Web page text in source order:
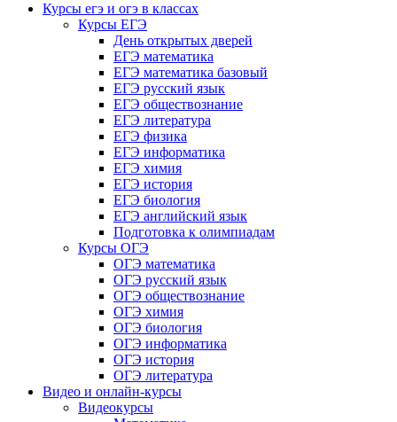
Курсы егэ и огэ в классах
Курсы ЕГЭ
День открытых дверей
ЕГЭ математика
ЕГЭ математика базовый
ЕГЭ русский язык
ЕГЭ обществознание
ЕГЭ литература
ЕГЭ физика
ЕГЭ информатика
ЕГЭ химия
ЕГЭ история
ЕГЭ биология
ЕГЭ английский язык
Подготовка к олимпиадам
Курсы ОГЭ
ОГЭ математика
ОГЭ русский язык
ОГЭ обществознание
ОГЭ химия
ОГЭ биология
ОГЭ информатика
ОГЭ история
ОГЭ литература
Видео и онлайн-курсы
Видеокурсы